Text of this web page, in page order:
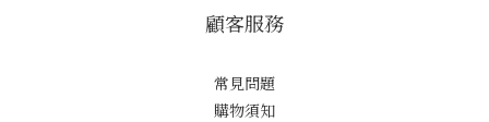
顧客服務
常見問題
購物須知